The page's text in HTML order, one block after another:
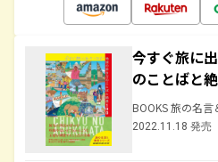
今すぐ旅に
のことばと
BOOKS 旅の名言
2022.11.18 発売